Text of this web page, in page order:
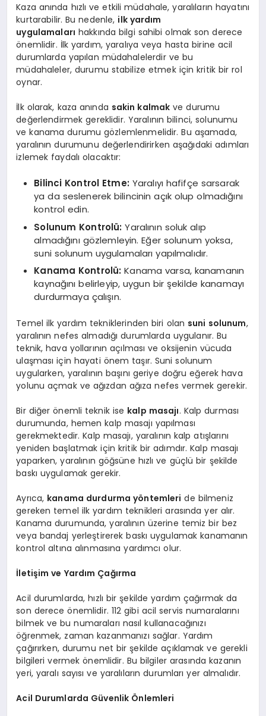
Kaza anında hızlı ve etkili müdahale, yaralıların hayatını
kurtarabilir. Bu nedenle, ilk yardım
uygulamaları hakkında bilgi sahibi olmak son derece
önemlidir. İlk yardım, yaralıya veya hasta birine acil
durumlarda yapılan müdahalelerdir ve bu
müdahaleler, durumu stabilize etmek için kritik bir rol
oynar.
İlk olarak, kaza anında sakin kalmak ve durumu
değerlendirmek gereklidir. Yaralının bilinci, solunumu
ve kanama durumu gözlemlenmelidir. Bu aşamada,
yaralının durumunu değerlendirirken aşağıdaki adımları
izlemek faydalı olacaktır:
Bilinci Kontrol Etme: Yaralıyı hafifçe sarsarak
ya da seslenerek bilincinin açık olup olmadığını
kontrol edin.
Solunum Kontrolü: Yaralının soluk alıp
almadığını gözlemleyin. Eğer solunum yoksa,
suni solunum uygulamaları yapılmalıdır.
Kanama Kontrolü: Kanama varsa, kanamanın
kaynağını belirleyip, uygun bir şekilde kanamayı
durdurmaya çalışın.
Temel ilk yardım tekniklerinden biri olan suni solunum,
yaralının nefes almadığı durumlarda uygulanır. Bu
teknik, hava yollarının açılması ve oksijenin vücuda
ulaşması için hayati önem taşır. Suni solunum
uygularken, yaralının başını geriye doğru eğerek hava
yolunu açmak ve ağızdan ağıza nefes vermek gerekir.
Bir diğer önemli teknik ise kalp masajı. Kalp durması
durumunda, hemen kalp masajı yapılması
gerekmektedir. Kalp masajı, yaralının kalp atışlarını
yeniden başlatmak için kritik bir adımdır. Kalp masajı
yaparken, yaralının göğsüne hızlı ve güçlü bir şekilde
baskı uygulamak gerekir.
Ayrıca, kanama durdurma yöntemleri de bilmeniz
gereken temel ilk yardım teknikleri arasında yer alır.
Kanama durumunda, yaralının üzerine temiz bir bez
veya bandaj yerleştirerek baskı uygulamak kanamanın
kontrol altına alınmasına yardımcı olur.
İletişim ve Yardım Çağırma
Acil durumlarda, hızlı bir şekilde yardım çağırmak da
son derece önemlidir. 112 gibi acil servis numaralarını
bilmek ve bu numaraları nasıl kullanacağınızı
öğrenmek, zaman kazanmanızı sağlar. Yardım
çağırırken, durumu net bir şekilde açıklamak ve gerekli
bilgileri vermek önemlidir. Bu bilgiler arasında kazanın
yeri, yaralı sayısı ve yaralıların durumları yer almalıdır.
Acil Durumlarda Güvenlik Önlemleri